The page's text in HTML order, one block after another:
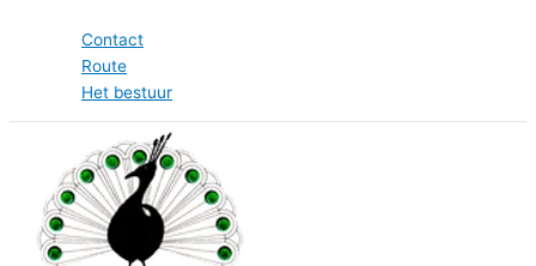
Contact
Route
Het bestuur